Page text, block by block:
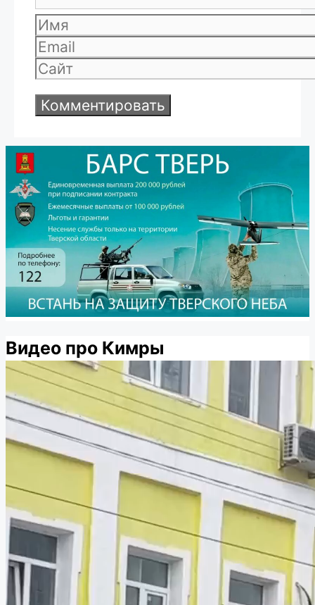
Имя
Email
Сайт
Видео про Кимры